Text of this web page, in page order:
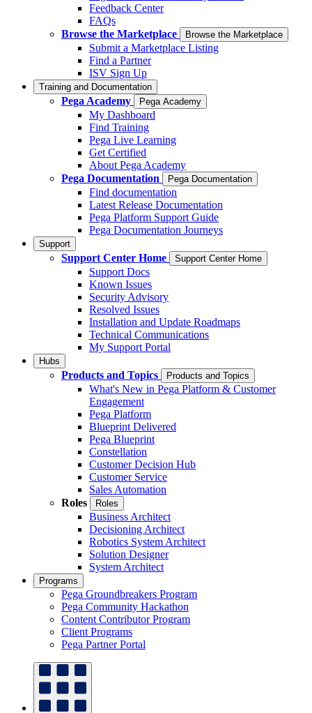
Feedback Center
FAQs
Browse the Marketplace
Browse the Marketplace
Submit a Marketplace Listing
Find a Partner
ISV Sign Up
Training and Documentation
Pega Academy Pega Academy
My Dashboard
Find Training
Pega Live Learning
Get Certified
About Pega Academy
Pega Documentation
Pega Documentation
Find documentation
Latest Release Documentation
Pega Platform Support Guide
Pega Documentation Journeys
Support
Support Center Home Support Center Home
Support Docs
Known Issues
Security Advisory
Resolved Issues
Installation and Update Roadmaps
Technical Communications
My Support Portal
Hubs
Products and Topics Products and Topics
What's New in Pega Platform & Customer
Engagement
Pega Platform
Blueprint Delivered
Pega Blueprint
Constellation
Customer Decision Hub
Customer Service
Sales Automation
Roles
Roles
Business Architect
Decisioning Architect
Robotics System Architect
Solution Designer
System Architect
Programs
Pega Groundbreakers Program
Pega Community Hackathon
Content Contributor Program
Client Programs
Pega Partner Portal